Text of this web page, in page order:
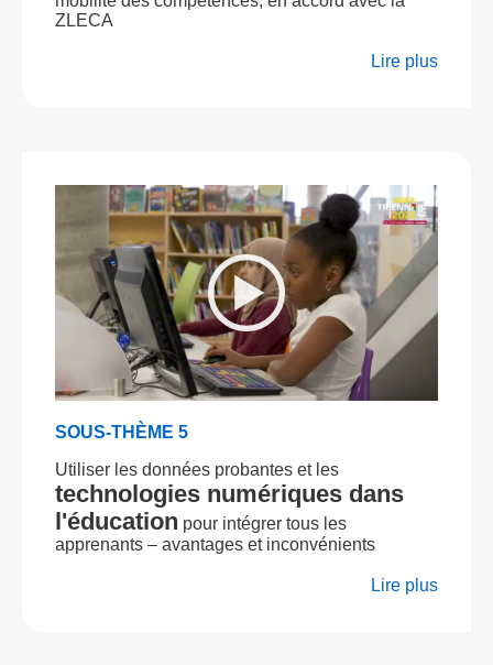
ZLECA
Lire plus
SOUS-THÈME 5
Utiliser les données probantes et les
technologies numériques dans
l'éducation pour intégrer tous les
apprenants – avantages et inconvénients
Lire plus